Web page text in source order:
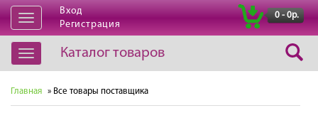
Открыть
навигацию
Вход
Регистрация
0 - 0р.
Открыть
навигацию
Каталог товаров
Главная » Все товары поставщика